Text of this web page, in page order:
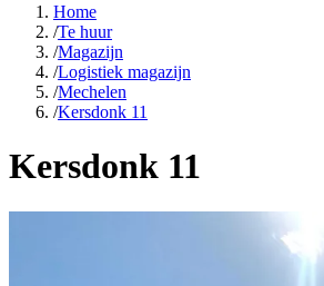
Home
/Te huur
/Magazijn
/Logistiek magazijn
/Mechelen
/Kersdonk 11
Kersdonk 11